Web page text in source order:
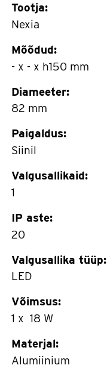
Tootja:
Nexia
Mõõdud:
- x - x h150 mm
Diameeter:
82 mm
Paigaldus:
Siinil
Valgusallikaid:
1
IP aste:
20
Valgusallika tüüp:
LED
Võimsus:
1 x 18 W
Materjal:
Alumiinium